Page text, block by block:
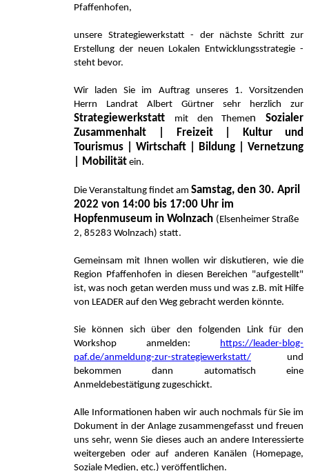
Pfaffenhofen,
unsere Strategiewerkstatt - der nächste Schritt zur
Erstellung der neuen Lokalen Entwicklungsstrategie -
steht bevor.
Wir laden Sie im Auftrag unseres 1. Vorsitzenden
Herrn Landrat Albert Gürtner sehr herzlich zur
Strategiewerkstatt mit den Themen Sozialer
Zusammenhalt | Freizeit | Kultur und
Tourismus | Wirtschaft | Bildung | Vernetzung
| Mobilität ein.
Die Veranstaltung findet am Samstag, den 30. April
2022 von 14:00 bis 17:00 Uhr im
Hopfenmuseum in Wolnzach (Elsenheimer Straße
2, 85283 Wolnzach) statt.
Gemeinsam mit Ihnen wollen wir diskutieren, wie die
Region Pfaffenhofen in diesen Bereichen "aufgestellt"
ist, was noch getan werden muss und was z.B. mit Hilfe
von LEADER auf den Weg gebracht werden könnte.
Sie können sich über den folgenden Link für den
Workshop anmelden:
https://leader-blog-
paf.de/anmeldung-zur-strategiewerkstatt/ und
bekommen dann automatisch eine
Anmeldebestätigung zugeschickt.
Alle Informationen haben wir auch nochmals für Sie im
Dokument in der Anlage zusammengefasst und freuen
uns sehr, wenn Sie dieses auch an andere Interessierte
weitergeben oder auf anderen Kanälen (Homepage,
Soziale Medien, etc.) veröffentlichen.